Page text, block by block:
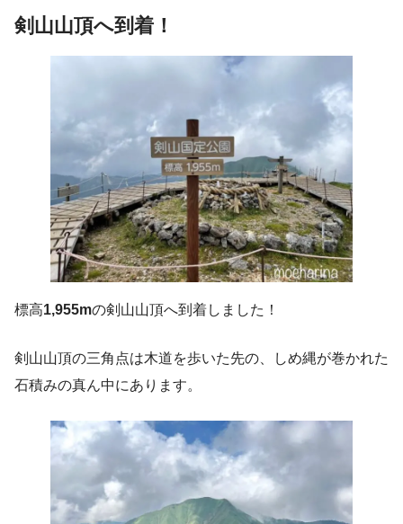
剣山山頂へ到着！
標高1,955mの剣山山頂へ到着しました！
剣山山頂の三角点は木道を歩いた先の、しめ縄が巻かれた
石積みの真ん中にあります。